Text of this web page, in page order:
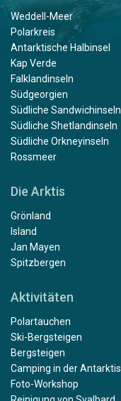
Weddell-Meer
Polarkreis
Antarktische Halbinsel
Kap Verde
Falklandinseln
Südgeorgien
Südliche Sandwichinseln
Südliche Shetlandinseln
Südliche Orkneyinseln
Rossmeer
Die Arktis
Grönland
Island
Jan Mayen
Spitzbergen
Aktivitäten
Polartauchen
Ski-Bergsteigen
Bergsteigen
Camping in der Antarktis
Foto-Workshop